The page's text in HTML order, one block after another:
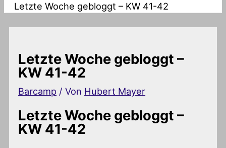
Letzte Woche gebloggt – KW 41-42
Letzte Woche gebloggt –
KW 41-42
Barcamp / Von Hubert Mayer
Letzte Woche gebloggt –
KW 41-42